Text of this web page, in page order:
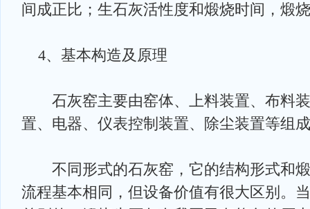
间成正比；生石灰活性度和煅烧时间，煅
4、基本构造及原理
石灰窑主要由窑体、上料装置、布料装
置、电器、仪表控制装置、除尘装置等组
不同形式的石灰窑，它的结构形式和煅
流程基本相同，但设备价值有很大区别。